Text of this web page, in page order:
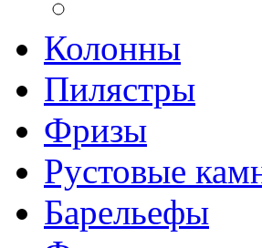
Колонны
Пилястры
Фризы
Рустовые
Барельефы